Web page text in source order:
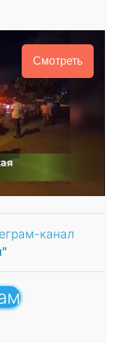
Смотреть
канал